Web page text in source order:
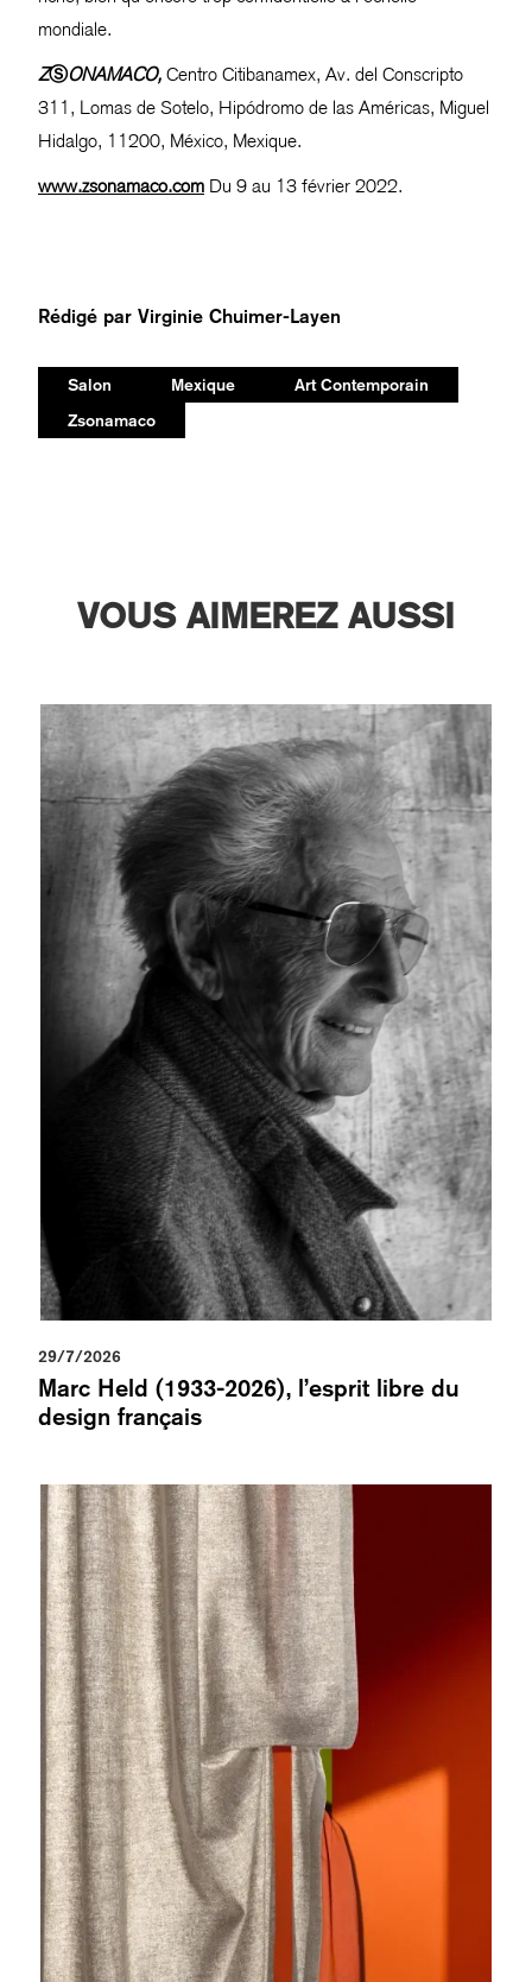
mondiale.
ZⓈONAMACO, Centro Citibanamex, Av. del Conscripto
311, Lomas de Sotelo, Hipódromo de las Américas, Miguel
Hidalgo, 11200, México, Mexique.
www.zsonamaco.com Du 9 au 13 février 2022.
Rédigé par Virginie Chuimer-Layen
Salon Mexique
Art Contemporain
Zsonamaco
VOUS AIMEREZ AUSSI
29/7/2026
Marc Held (1933-2026), l’esprit libre du
design français